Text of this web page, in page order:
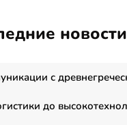
новости